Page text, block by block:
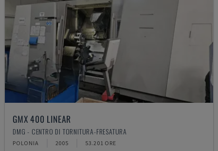
GMX 400 LINEAR
DMG - CENTRO DI TORNITURA-FRESATURA
POLONIA 2005 53.201 ORE